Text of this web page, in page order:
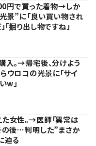
円で買った着物→しか
景”に「良い買い物され
「掘り出し物ですね」
入。→帰宅後、分けよう
ロコの光景に「サイ
w」
女性。→医師「異常は
の後…判明した”まさか
迫る